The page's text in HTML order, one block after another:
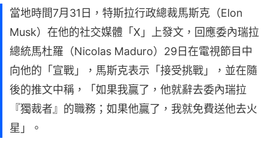
當地時間7月31日，特斯拉行政總裁馬斯克（Elon
Musk）在他的社交媒體「X」上發文，回應委內瑞拉
總統馬杜羅（Nicolas Maduro）29日在電視節目中
向他的「宣戰」，馬斯克表示「接受挑戰」，並在隨
後的推文中稱，「如果我贏了，他就辭去委內瑞拉
『獨裁者』的職務；如果他贏了，我就免費送他去火
星」。